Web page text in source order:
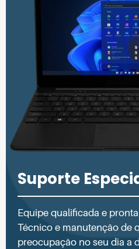
Suporte
Equipe qualificada e
Técnico e manutenção de
preocupação no seu dia a